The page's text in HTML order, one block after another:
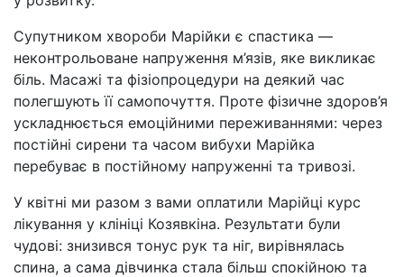
Супутником хвороби Марійки є спастика —
неконтрольоване напруження м’язів, яке викликає
біль. Масажі та фізіопроцедури на деякий час
полегшують її самопочуття. Проте фізичне здоров’я
ускладнюється емоційними переживаннями: через
постійні сирени та часом вибухи Марійка
перебуває в постійному напруженні та тривозі.
У квітні ми разом з вами оплатили Марійці курс
лікування у клініці Козявкіна. Результати були
чудові: знизився тонус рук та ніг, вирівнялась
спина, а сама дівчинка стала більш спокійною та